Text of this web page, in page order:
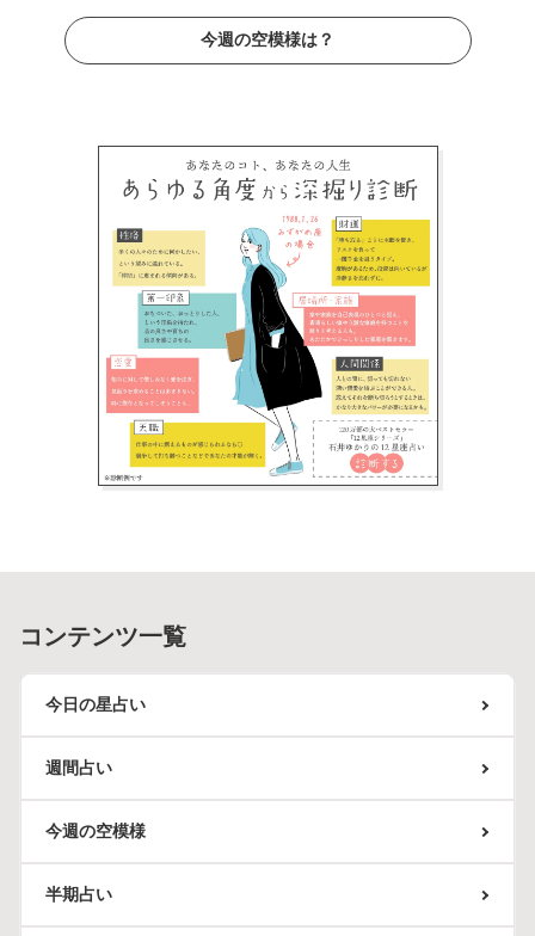
今週の空模様は？
コンテンツ一覧
今日の星占い
週間占い
今週の空模様
半期占い